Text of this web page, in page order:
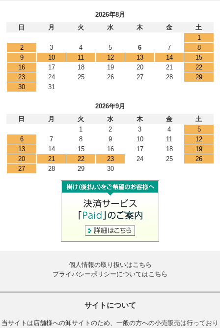
2026年8月
日
月 火 水 木 金
土
1
2
3 4 5 6 7
8
9
10 11 12 13 14
15
16
17 18 19 20 21
22
23
24 25 26 27 28
29
30
31
2026年9月
日
月 火 水 木 金
土
1
2 3 4
5
6
7 8 9 10 11
12
13
14 15 16 17 18
19
20
21 22 23 24 25
26
27
28 29 30
個人情報の取り扱いはこちら
プライバシーポリシーについてはこちら
サイトについて
当サイトは店舗様への卸サイトのため、一般の方への小売販売は行っており